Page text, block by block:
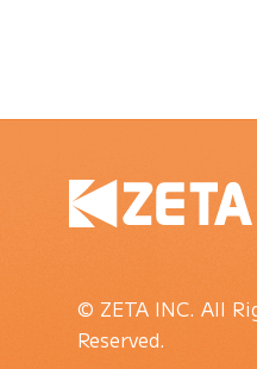
© ZETA INC. All
Reserved.